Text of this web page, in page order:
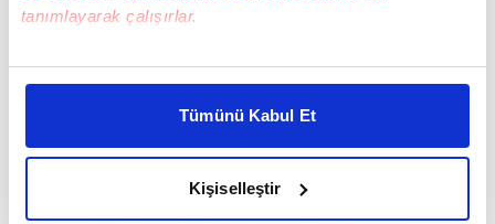
tanımlayarak çalışırlar.
Bu çerezlere izin vermeniz halinde sizlere özel
daha iyi reklam deneyimi yaşatabiliriz. Bunu yaparken
amacımızın size daha iyi bir reklam deneyimi sunmak
elimizden gelen çabayı gösterdiğimizi ve bu noktada,
Tümünü Kabul Et
Kişiselleştir